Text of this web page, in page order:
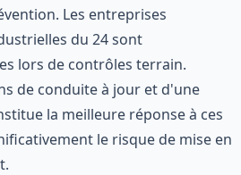
Les entreprises
du 24 sont
lors de contrôles terrain.
de conduite à jour et d'une
la meilleure réponse à ces
le risque de mise en